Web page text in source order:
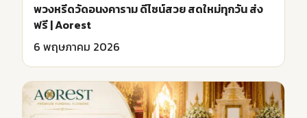
พวงหรีดวัดอนงคาราม ดีไซน์สวย สดใหม่ทุกวัน ส่ง
ฟรี | Aorest
6 พฤษภาคม 2026